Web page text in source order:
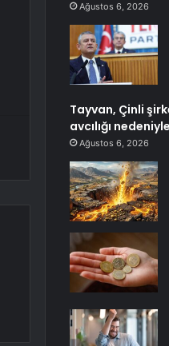
Ağustos 6, 2026
Tayvan, Çinli
avcılığı
Ağustos 6, 2026